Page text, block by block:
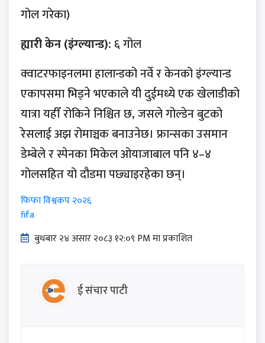
गोल गरेका)
ह्यारी केन (इंग्ल्यान्ड): ६ गोल
क्वाटरफाइनलमा हालान्डको नर्वे र केनको इंग्ल्यान्ड
एकापसमा भिड्ने भएकाले यी दुईमध्ये एक खेलाडीको
यात्रा यहीँ रोकिने निश्चित छ, जसले गोल्डेन बुटको
रेसलाई अझ रोमाञ्चक बनाउनेछ। फ्रान्सका उसमान
डेम्बेले र स्पेनका मिकेल ओयाजाबाल पनि ४–४
गोलसहित यो दौडमा पछ्याइरहेका छन्।
फिफा विश्वकप २०२६
fifa
बुधबार २४ असार २०८३ १२:०९ PM मा प्रकाशित
ई संचार पाटी